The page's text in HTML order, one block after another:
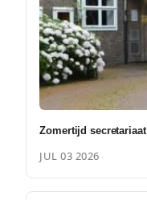
Zomertijd secretariaat
JUL 03 2026